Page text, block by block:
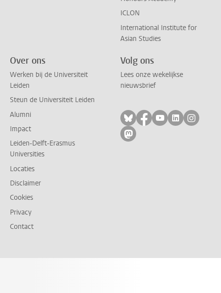
ICLON
International Institute for
Asian Studies
Over ons
Werken bij de Universiteit
Leiden
Steun de Universiteit Leiden
Alumni
Impact
Leiden-Delft-Erasmus
Universities
Locaties
Disclaimer
Cookies
Privacy
Contact
Volg ons
Lees onze wekelijkse
nieuwsbrief
Volg ons op bluesky
Volg ons op
Volg ons op
Volg ons
Volg
Volg ons op mastodon